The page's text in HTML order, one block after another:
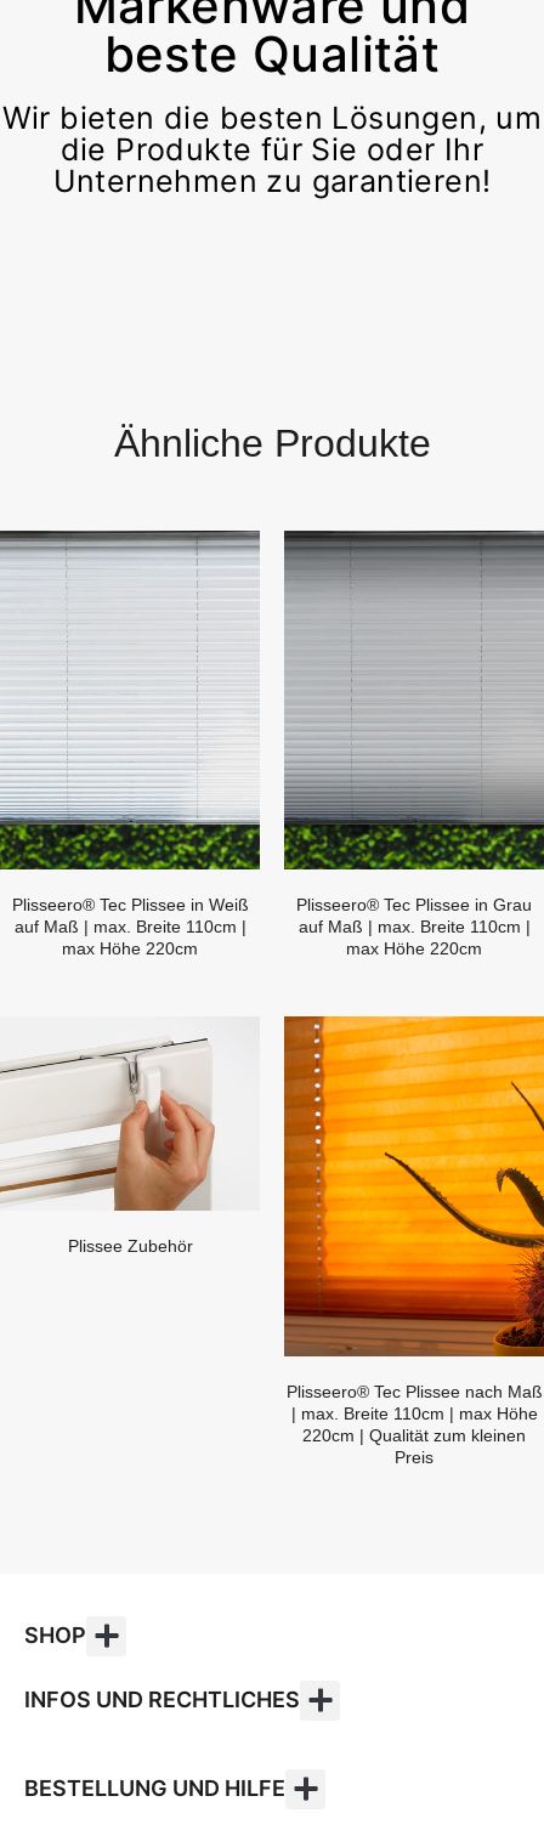
beste Qualität
Wir bieten die besten Lösungen, um
die Produkte für Sie oder Ihr
Unternehmen zu garantieren!
Ähnliche Produkte
Plisseero® Tec Plissee in Weiß
auf Maß | max. Breite 110cm |
max Höhe 220cm
Plisseero® Tec Plissee in Grau
auf Maß | max. Breite 110cm |
max Höhe 220cm
Plissee Zubehör
Plisseero® Tec Plissee nach Maß
| max. Breite 110cm | max Höhe
220cm | Qualität zum kleinen
Preis
SHOP
INFOS UND RECHTLICHES
BESTELLUNG UND HILFE